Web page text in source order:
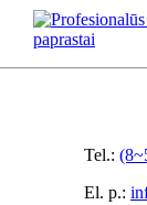
Tel.:
El. p.: